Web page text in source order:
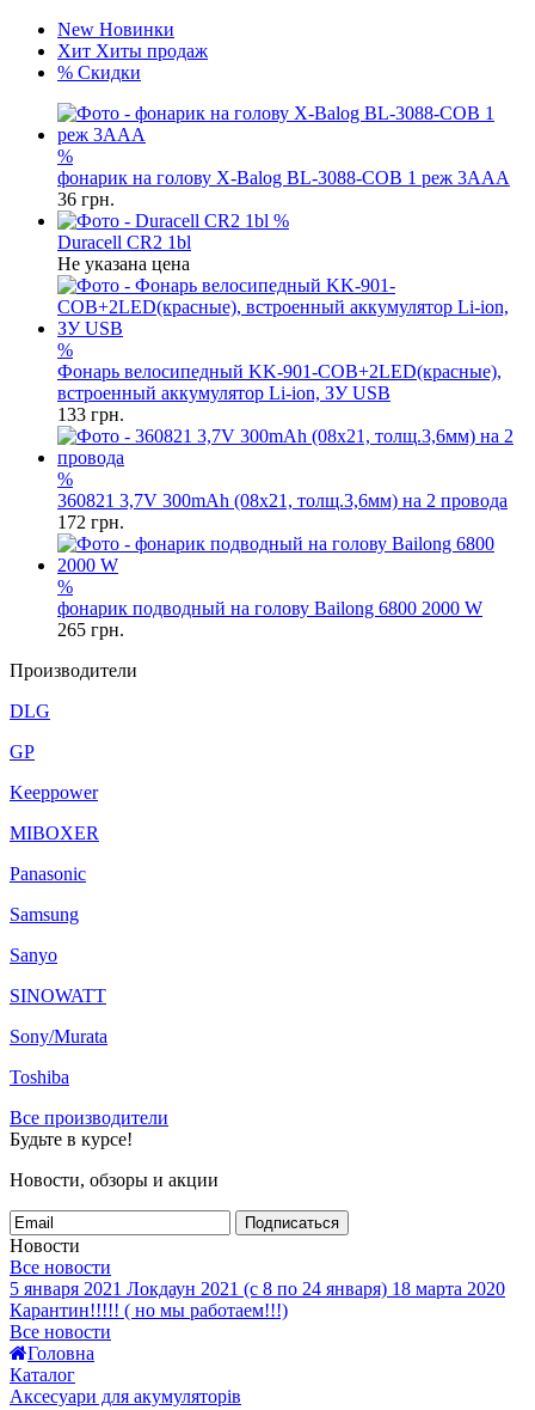
New Новинки
Хит Хиты продаж
% Скидки
%
фонарик на голову X-Balog BL-3088-COB 1 реж 3AAA
36 грн.
%
Duracell СR2 1bl
Не указана цена
%
Фонарь велосипедный KK-901-COB+2LED(красные),
встроенный аккумулятор Li-ion, ЗУ USB
133 грн.
%
360821 3,7V 300mAh (08x21, толщ.3,6мм) на 2 провода
172 грн.
%
фонарик подводный на голову Bailong 6800 2000 W
265 грн.
Производители
DLG
GP
Keeppower
MIBOXER
Panasonic
Samsung
Sanyo
SINOWATT
Sony/Murata
Toshiba
Все производители
Будьте в курсе!
Новости, обзоры и акции
Подписаться
Новости
Все новости
5 января 2021 Локдаун 2021 (с 8 по 24 января) 18 марта 2020
Карантин!!!!! ( но мы работаем!!!)
Все новости
Головна
Каталог
Аксесуари для акумуляторів